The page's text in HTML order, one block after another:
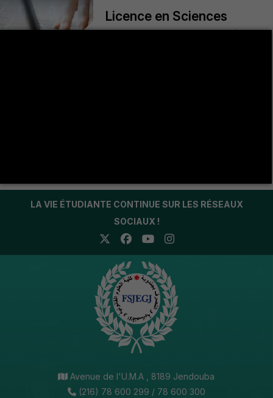
Licence en Sciences
Exactes et Technologies,
LA VIE ÉTUDIANTE CONTINUE SUR LES RÉSEAUX
SOCIAUX !
Avenue de l'U.M.A , 8189 Jendouba
(216) 78 600 299 / 78 600 300